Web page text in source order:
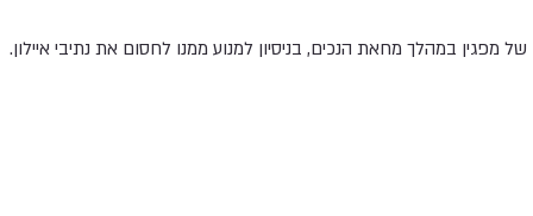
מפגין במהלך מחאת הנכים, בניסיון למנוע ממנו לחסום את נתיבי איילון.